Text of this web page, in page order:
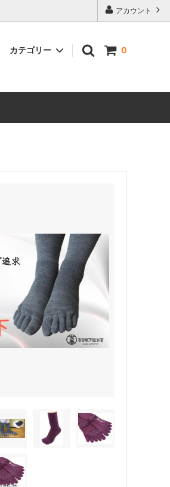
アカウント
0
カテゴリー